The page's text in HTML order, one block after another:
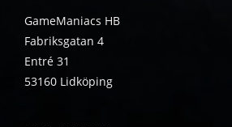
GameManiacs HB
Fabriksgatan 4
Entré 31
53160 Lidköping